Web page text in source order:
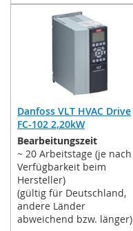
WUNSCHLISTE
HINZUFÜGEN
Danfoss VLT HVAC Drive
FC-102 2,20kW
Bearbeitungszeit
~ 20 Arbeitstage (je nach
Verfügbarkeit beim
Hersteller)
(gültig für Deutschland,
andere Länder
abweichend bzw. länger)